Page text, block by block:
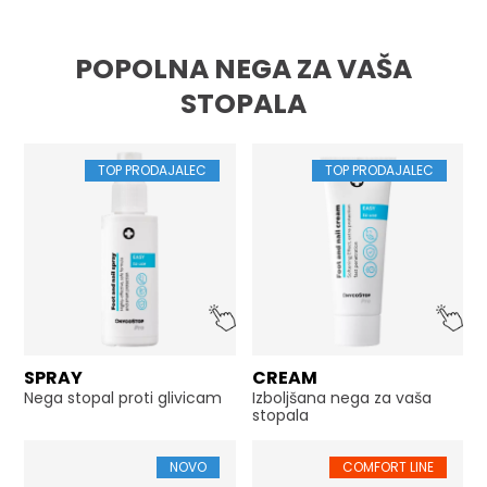
POPOLNA NEGA ZA VAŠA
STOPALA
TOP PRODAJALEC
SPRAY
Nega stopal proti glivicam
TOP PRODAJALEC
CREAM
Izboljšana nega za vaša
stopala
NOVO COMFORT LINE